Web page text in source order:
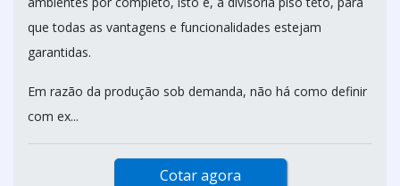
que todas as vantagens e funcionalidades estejam
garantidas.
Em razão da produção sob demanda, não há como definir
com ex...
Cotar agora